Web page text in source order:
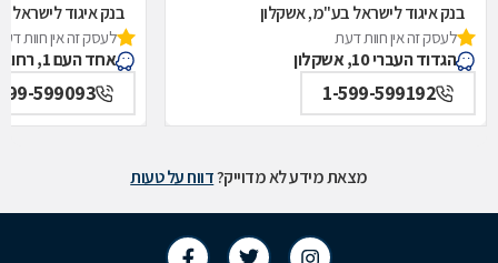
בנק איגוד לישראל בע"מ, אשקלון
לעסק זה אין חוות דעת
הגדוד העברי 10, אשקלון
1-599-599192
בנק איגוד לישראל
לעסק זה אין חוות
אחד העם 1, רחובות
599093
מצאת מידע לא מדוייק?דווח על טעות